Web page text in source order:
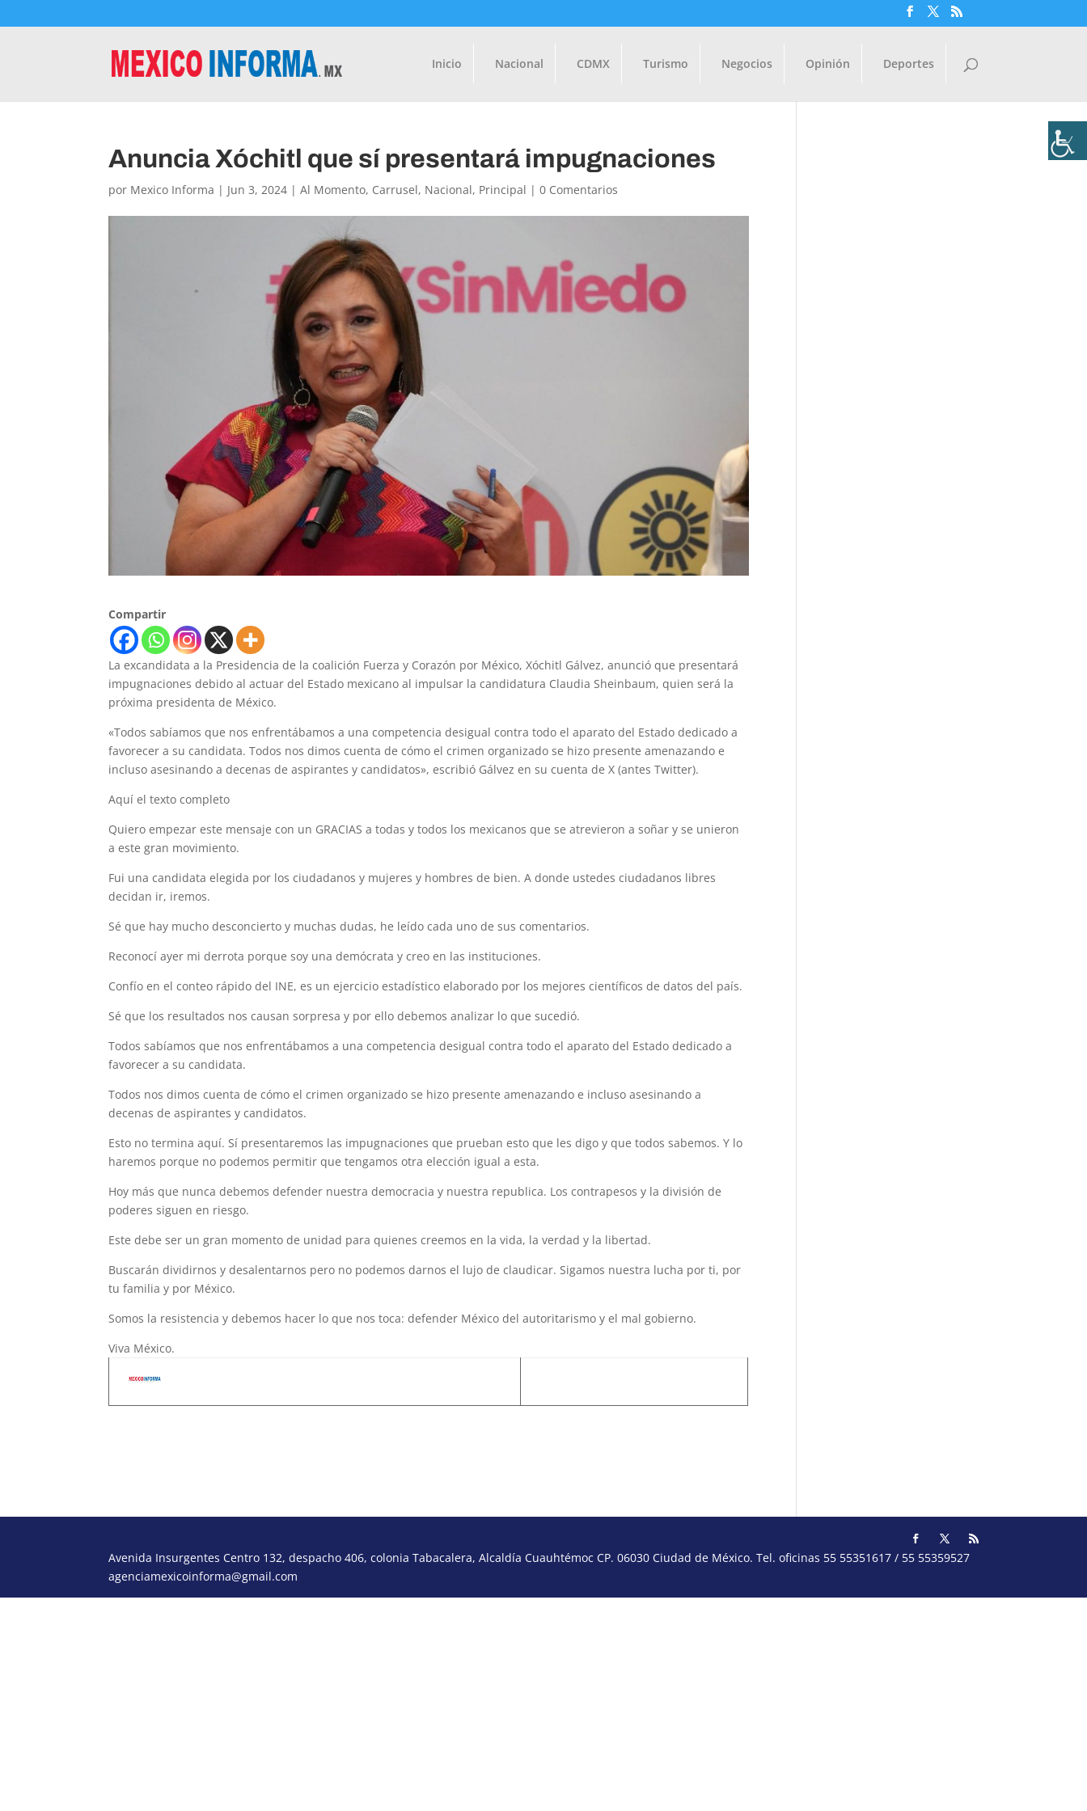
Inicio Nacional CDMX Turismo Negocios Opinión Deportes
Anuncia Xóchitl que sí presentará impugnaciones
por Mexico Informa | Jun 3, 2024 |Al Momento, Carrusel, Nacional, Principal |0 Comentarios
Compartir
La excandidata a la Presidencia de la coalición Fuerza y Corazón por México, Xóchitl Gálvez, anunció que presentará
impugnaciones debido al actuar del Estado mexicano al impulsar la candidatura Claudia Sheinbaum, quien será la
próxima presidenta de México.
«Todos sabíamos que nos enfrentábamos a una competencia desigual contra todo el aparato del Estado dedicado a
favorecer a su candidata. Todos nos dimos cuenta de cómo el crimen organizado se hizo presente amenazando e
incluso asesinando a decenas de aspirantes y candidatos», escribió Gálvez en su cuenta de X (antes Twitter).
Aquí el texto completo
Quiero empezar este mensaje con un GRACIAS a todas y todos los mexicanos que se atrevieron a soñar y se unieron
a este gran movimiento.
Fui una candidata elegida por los ciudadanos y mujeres y hombres de bien. A donde ustedes ciudadanos libres
decidan ir, iremos.
Sé que hay mucho desconcierto y muchas dudas, he leído cada uno de sus comentarios.
Reconocí ayer mi derrota porque soy una demócrata y creo en las instituciones.
Confío en el conteo rápido del INE, es un ejercicio estadístico elaborado por los mejores científicos de datos del país.
Sé que los resultados nos causan sorpresa y por ello debemos analizar lo que sucedió.
Todos sabíamos que nos enfrentábamos a una competencia desigual contra todo el aparato del Estado dedicado a
favorecer a su candidata.
Todos nos dimos cuenta de cómo el crimen organizado se hizo presente amenazando e incluso asesinando a
decenas de aspirantes y candidatos.
Esto no termina aquí. Sí presentaremos las impugnaciones que prueban esto que les digo y que todos sabemos. Y lo
haremos porque no podemos permitir que tengamos otra elección igual a esta.
Hoy más que nunca debemos defender nuestra democracia y nuestra republica. Los contrapesos y la división de
poderes siguen en riesgo.
Este debe ser un gran momento de unidad para quienes creemos en la vida, la verdad y la libertad.
Buscarán dividirnos y desalentarnos pero no podemos darnos el lujo de claudicar. Sigamos nuestra lucha por ti, por
tu familia y por México.
Somos la resistencia y debemos hacer lo que nos toca: defender México del autoritarismo y el mal gobierno.
Viva México.
Avenida Insurgentes Centro 132, despacho 406, colonia Tabacalera, Alcaldía Cuauhtémoc CP. 06030 Ciudad de México. Tel. oficinas 55 55351617 / 55 55359527
agenciamexicoinforma@gmail.com